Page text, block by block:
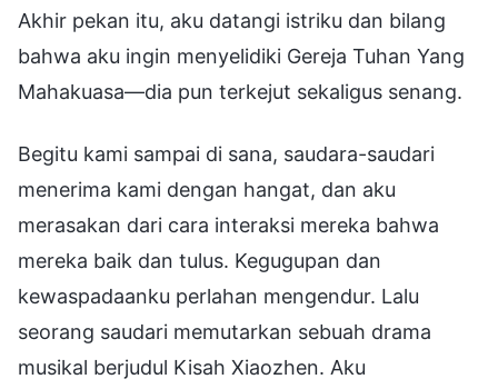
Akhir pekan itu, aku datangi istriku dan bilang
bahwa aku ingin menyelidiki Gereja Tuhan Yang
Mahakuasa—dia pun terkejut sekaligus senang.
Begitu kami sampai di sana, saudara-saudari
menerima kami dengan hangat, dan aku
merasakan dari cara interaksi mereka bahwa
mereka baik dan tulus. Kegugupan dan
kewaspadaanku perlahan mengendur. Lalu
seorang saudari memutarkan sebuah drama
musikal berjudul Kisah Xiaozhen. Aku